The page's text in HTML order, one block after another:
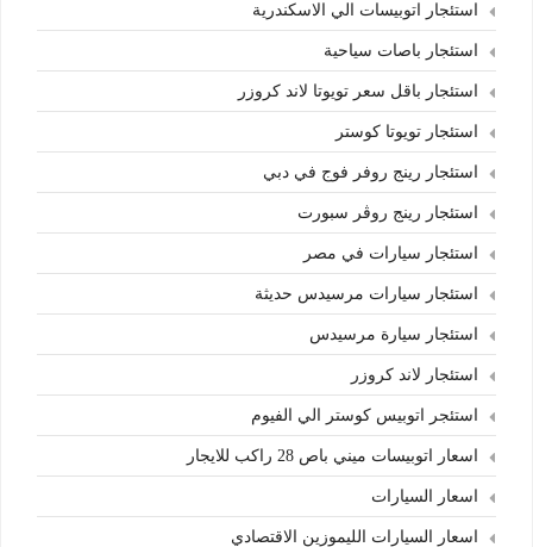
استئجار اتوبيسات الي الاسكندرية
استئجار باصات سياحية
استئجار باقل سعر تويوتا لاند كروزر
استئجار تويوتا كوستر
استئجار رينج روفر فوج في دبي
استئجار رينج روڤر سبورت
استئجار سيارات في مصر
استئجار سيارات مرسيدس حديثة
استئجار سيارة مرسيدس
استئجار لاند كروزر
استئجر اتوبيس كوستر الي الفيوم
اسعار اتوبيسات ميني باص 28 راكب للايجار
اسعار السيارات
اسعار السيارات الليموزين الاقتصادي